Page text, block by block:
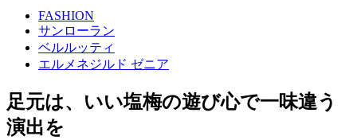
FASHION
サンローラン
ベルルッティ
エルメネジルド ゼニア
足元は、いい塩梅の遊び心で一味違う
演出を